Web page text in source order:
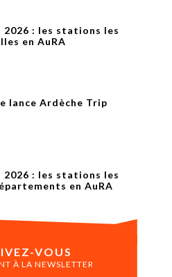
2026 : les stations les
en AuRA
lance Ardèche Trip
2026 : les stations les
en AuRA
VOUS
À LA NEWSLETTER